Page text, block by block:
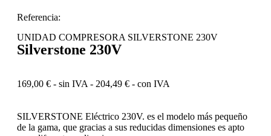
Referencia:
UNIDAD COMPRESORA SILVERSTONE 230V
Silverstone 230V
169,00 € - sin IVA - 204,49 € - con IVA
SILVERSTONE Eléctrico 230V. es el modelo más pequeño
de la gama, que gracias a sus reducidas dimensiones es apto